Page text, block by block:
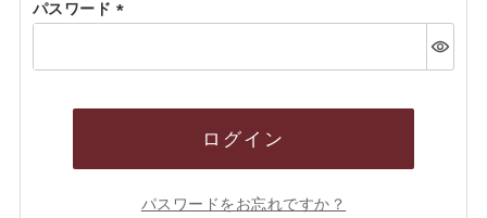
パスワード
須)
ログイン
パスワードをお忘れですか？